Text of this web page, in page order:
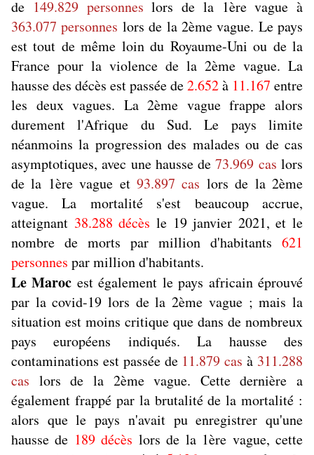
de 149.829 personnes lors de la 1ère vague à
363.077 personnes lors de la 2ème vague. Le pays
est tout de même loin du Royaume-Uni ou de la
France pour la violence de la 2ème vague. La
hausse des décès est passée de2.652à 11.167 entre
les deux vagues. La 2ème vague frappe alors
durement l'Afrique du Sud. Le pays limite
néanmoins la progression des malades ou de cas
asymptotiques, avec une hausse de73.969 cas lors
de la 1ère vague et 93.897 cas lors de la 2ème
vague. La mortalité s'est beaucoup accrue,
atteignant 38.288 décès le 19 janvier 2021, et le
nombre de morts par million d'habitants 621
personnes par million d'habitants.
Le Maroc est également le pays africain éprouvé
par la covid-19 lors de la 2ème vague ; mais la
situation est moins critique que dans de nombreux
pays européens indiqués. La hausse des
contaminations est passée de 11.879 cas à 311.288
cas lors de la 2ème vague. Cette dernière a
également frappé par la brutalité de la mortalité :
alors que le pays n'avait pu enregistrer qu'une
hausse de 189 décès lors de la 1ère vague, cette